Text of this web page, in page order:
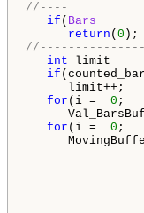
//----
if ( Bars <=
return ( 0
//----------------
int limit
if
limit++;
for (i = 0 ;
for (i = 0 ;